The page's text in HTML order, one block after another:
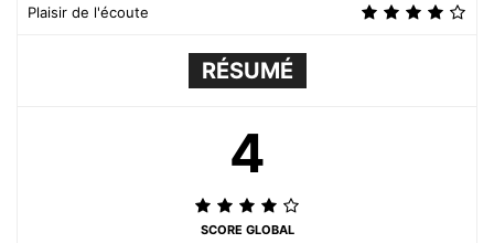
Plaisir de l'écoute
RÉSUMÉ
4
SCORE GLOBAL